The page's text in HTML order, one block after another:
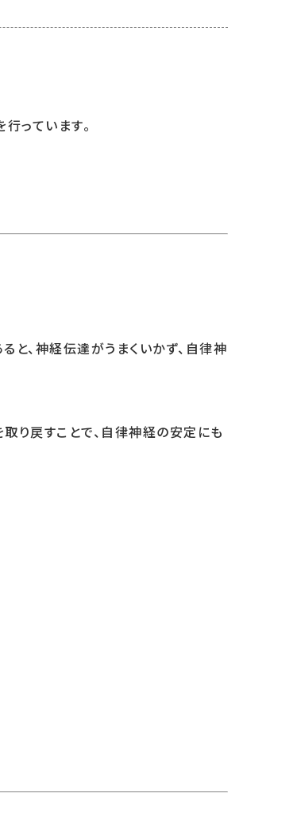
っています。
と、神経伝達がうまくいかず、自律神
り戻すことで、自律神経の安定にも